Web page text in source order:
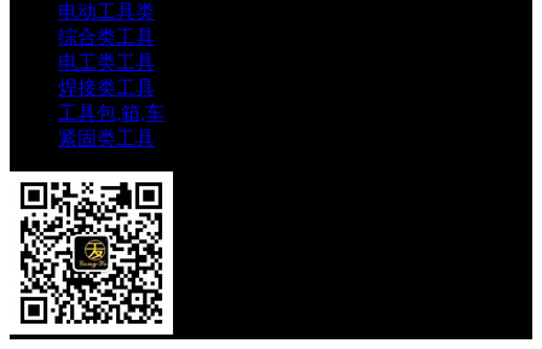
电动工具类
综合类工具
电工类工具
焊接类工具
工具包,箱,车
紧固类工具